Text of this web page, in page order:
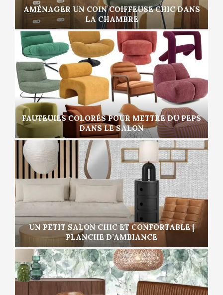
AMÉNAGER UN COIN COIFFEUSE CHIC DANS
LA CHAMBRE
FAUTEUILS COLORÉS POUR METTRE DU PEPS
DANS LE SALON
UN PETIT SALON CHIC ET CONFORTABLE |
PLANCHE D’AMBIANCE